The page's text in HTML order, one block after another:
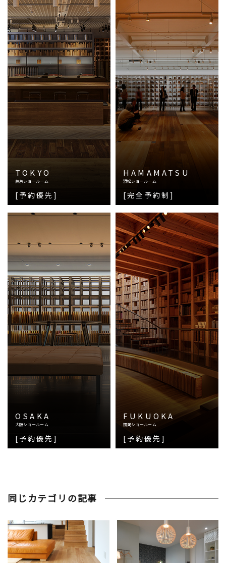
TOKYO
東京ショールーム
[予約優先]
HAMAMATSU
浜松ショールーム
[完全予約制]
OSAKA
大阪ショールーム
[予約優先]
FUKUOKA
福岡ショールーム
[予約優先]
同じカテゴリの記事